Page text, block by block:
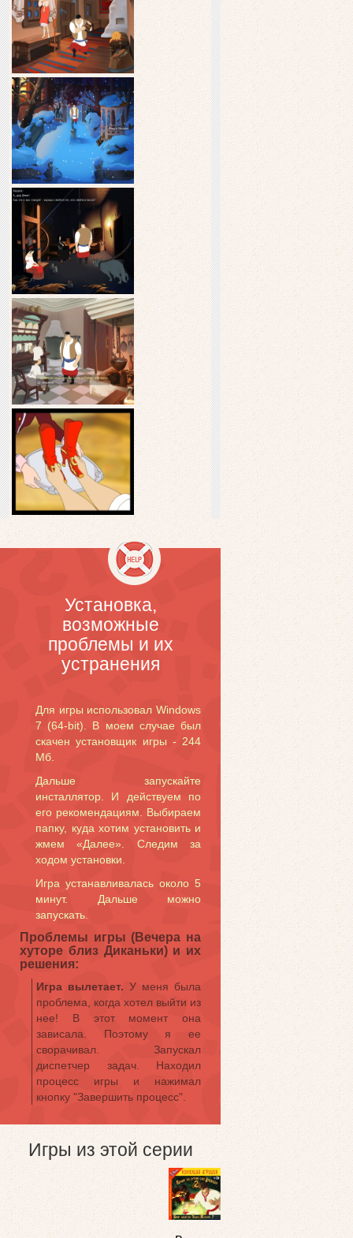
Установка,
возможные
проблемы и их
устранения
Для игры использовал Windows
7 (64-bit). В моем случае был
скачен установщик игры - 244
Мб.
Дальше запускайте
инсталлятор. И действуем по
его рекомендациям. Выбираем
папку, куда хотим установить и
жмем «Далее». Следим за
ходом установки.
Игра устанавливалась около 5
минут. Дальше можно
запускать.
Проблемы игры (Вечера на
хуторе близ Диканьки) и их
решения:
Игра вылетает. У меня была
проблема, когда хотел выйти из
нее! В этот момент она
зависала. Поэтому я ее
сворачивал. Запускал
диспетчер задач. Находил
процесс игры и нажимал
кнопку "Завершить процесс".
Игры из этой серии